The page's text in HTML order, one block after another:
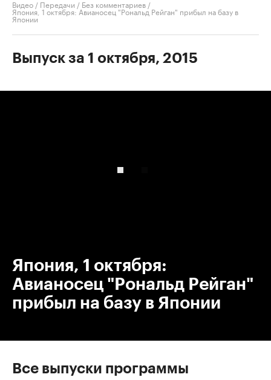
Видео / Передачи / Без комментариев /
Япония, 1 октября: Авианосец "Рональд Рейган" прибыл на базу в
Японии
Выпуск за 1 октября, 2015
Япония, 1 октября:
Авианосец "Рональд Рейган"
прибыл на базу в Японии
Все выпуски программы